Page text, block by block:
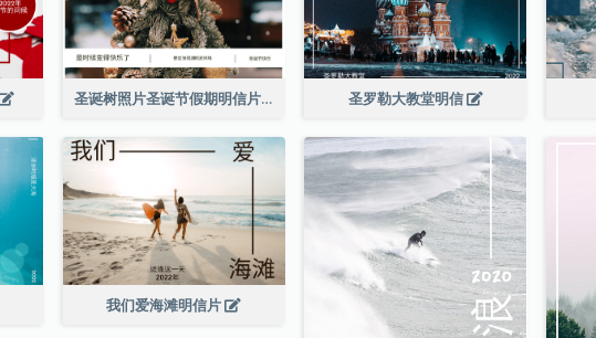
圣诞树照片圣诞节假期明信片 圣罗勒大教堂明信
我们爱海滩明信片